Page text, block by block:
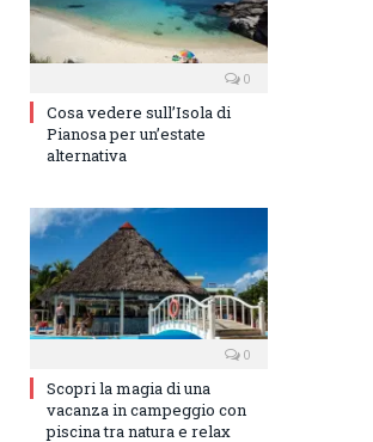
0
Cosa vedere sull’Isola di
Pianosa per un’estate
alternativa
0
Scopri la magia di una
vacanza in campeggio con
piscina tra natura e relax